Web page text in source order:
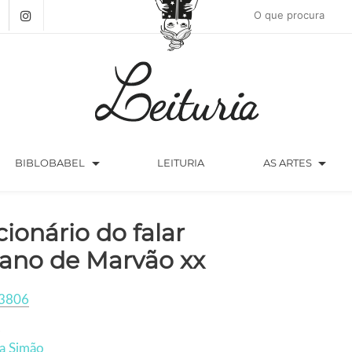
BIBLOBABEL arrow_drop_down LEITURIA AS ARTES arrow_drop_down
do falar
de Marvão xx
Simão